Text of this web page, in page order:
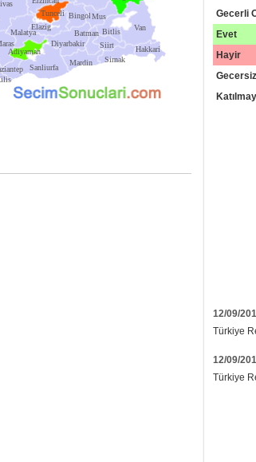
Malatya
Sanliurfa
Adiyaman
Tunceli
Elazig
Diyarbakir
Mardin
Siirt
Bitlis
BingolMus
Van
Hakkari
Batman
Sirnak
Gecerli
Evet
Hayir
12/09/
Türkiye
12/09/
Türkiye